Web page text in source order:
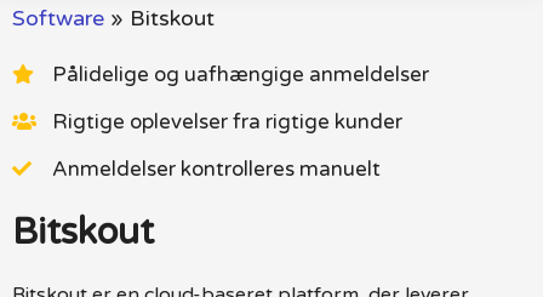
Software » Bitskout
Pålidelige og uafhængige anmeldelser
Rigtige oplevelser fra rigtige kunder
Anmeldelser kontrolleres manuelt
Bitskout